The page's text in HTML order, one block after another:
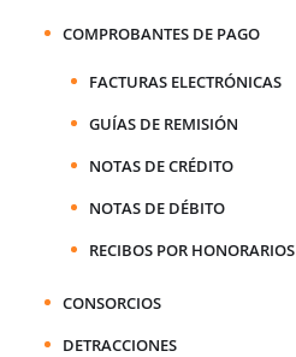
COMPROBANTES DE PAGO
FACTURAS ELECTRÓNICAS
GUÍAS DE REMISIÓN
NOTAS DE CRÉDITO
NOTAS DE DÉBITO
RECIBOS POR HONORARIOS
CONSORCIOS
DETRACCIONES